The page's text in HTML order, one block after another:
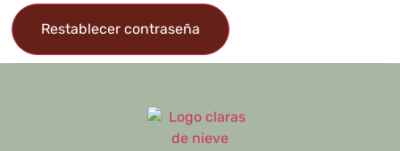
Restablecer contraseña